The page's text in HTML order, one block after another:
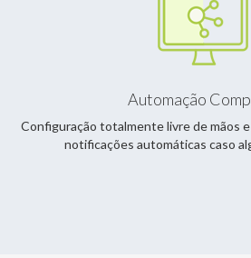
Automação
Configuração totalmente livre de mãos
notificações automáticas caso